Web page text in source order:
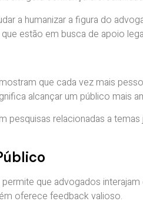
a humanizar a figura do
estão em busca de apoio
que cada vez mais
alcançar um público mais
relacionadas a
que advogados
oferece feedback valioso.